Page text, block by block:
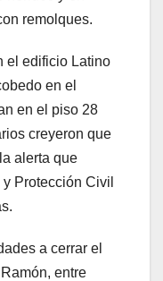
remolques.
el edificio Latino
en el
en el piso 28
creyeron que
alerta que
Protección Civil
a cerrar el
entre